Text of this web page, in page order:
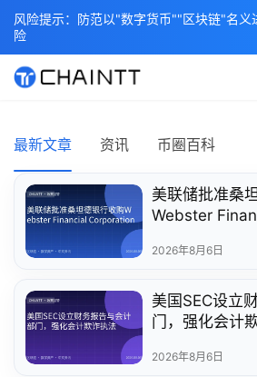
最新文章 资讯 币圈百科
美联储批准桑
Webster
2026年8月6日
美国SEC设立
门，强化会计
2026年8月6日
风险提示：防范以"数字货币""区块链"名义
险